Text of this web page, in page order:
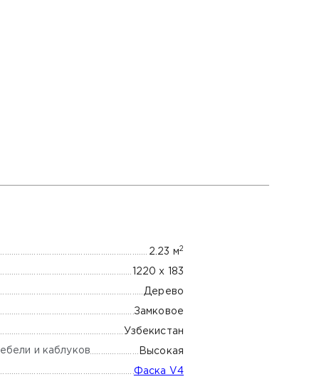
2.23 м2
1220 х 183
Дерево
Замковое
Узбекистан
и каблуков Высокая
Фаска V4